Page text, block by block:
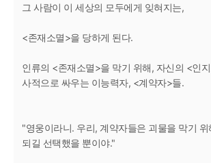
그 사람이 이 세상의 모두에게 잊혀지는,
<존재소멸>을 당하게 된다.
인류의 <존재소멸>을 막기 위해, 자신의 <인
사적으로 싸우는 이능력자, <계약자>들.
"영웅이라니. 우리, 계약자들은 괴물을 막기
되길 선택했을 뿐이야."